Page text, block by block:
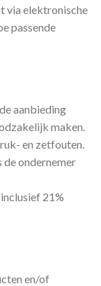
via elektronische
passende
aanbieding
maken.
en zetfouten.
de ondernemer
21%
en/of